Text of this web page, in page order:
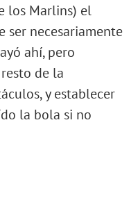
los Marlins) el
ser necesariamente
ahí, pero
de la
y establecer
la bola si no